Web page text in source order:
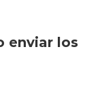
enviar los